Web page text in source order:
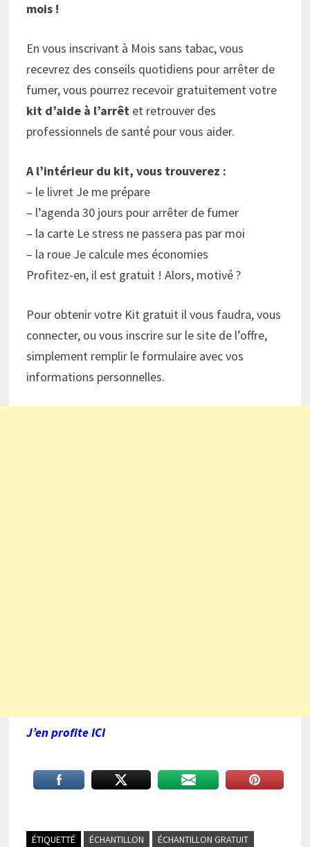
mois !
En vous inscrivant à Mois sans tabac, vous
recevrez des conseils quotidiens pour arrêter de
fumer, vous pourrez recevoir gratuitement votre
kit d’aide à l’arrêtet retrouver des
professionnels de santé pour vous aider.
A l’intérieur du kit, vous trouverez :
– le livret Je me prépare
– l’agenda 30 jours pour arrêter de fumer
– la carte Le stress ne passera pas par moi
– la roue Je calcule mes économies
Profitez-en, il est gratuit ! Alors, motivé ?
Pour obtenir votre Kit gratuit il vous faudra, vous
connecter, ou vous inscrire sur le site de l’offre,
simplement remplir le formulaire avec vos
informations personnelles.
J’en profite ICI
ÉTIQUETTÉ ÉCHANTILLON
ÉCHANTILLON GRATUIT